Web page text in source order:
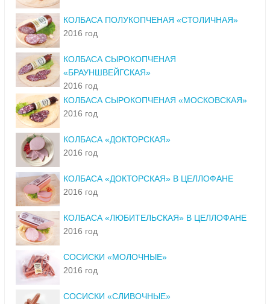
КОЛБАСА ПОЛУКОПЧЕНАЯ «СТОЛИЧНАЯ»
2016 год
КОЛБАСА СЫРОКОПЧЕНАЯ
«БРАУНШВЕЙГСКАЯ»
2016 год
КОЛБАСА СЫРОКОПЧЕНАЯ «МОСКОВСКАЯ»
2016 год
КОЛБАСА «ДОКТОРСКАЯ»
2016 год
КОЛБАСА «ДОКТОРСКАЯ» В ЦЕЛЛОФАНЕ
2016 год
КОЛБАСА «ЛЮБИТЕЛЬСКАЯ» В ЦЕЛЛОФАНЕ
2016 год
СОСИСКИ «МОЛОЧНЫЕ»
2016 год
СОСИСКИ «СЛИВОЧНЫЕ»